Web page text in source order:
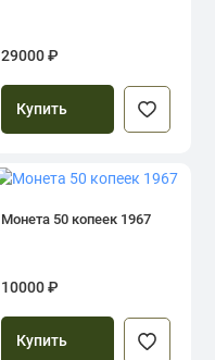
29000 ₽
Купить
Монета 50 копеек 1967
10000 ₽
Купить